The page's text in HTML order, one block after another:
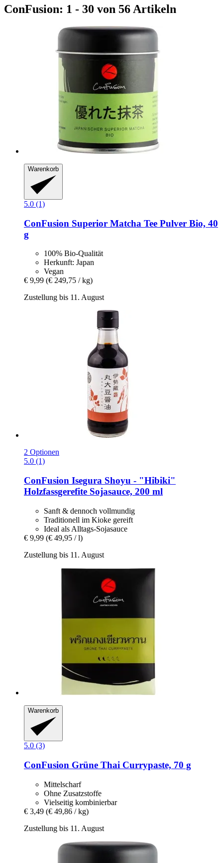
ConFusion: 1 - 30 von 56 Artikeln
Warenkorb
5.0 (1)
ConFusion Superior Matcha Tee Pulver Bio, 40
g
100% Bio-Qualität
Herkunft: Japan
Vegan
€ 9,99 (€ 249,75 / kg)
Zustellung bis 11. August
2 Optionen
5.0 (1)
ConFusion Isegura Shoyu -​ "Hibiki"
Holzfassgerefite Sojasauce, 200 ml
Sanft & dennoch vollmundig
Traditionell im Kioke gereift
Ideal als Alltags-Sojasauce
€ 9,99 (€ 49,95 / l)
Zustellung bis 11. August
Warenkorb
5.0 (3)
ConFusion Grüne Thai Currypaste, 70 g
Mittelscharf
Ohne Zusatzstoffe
Vielseitig kombinierbar
€ 3,49 (€ 49,86 / kg)
Zustellung bis 11. August